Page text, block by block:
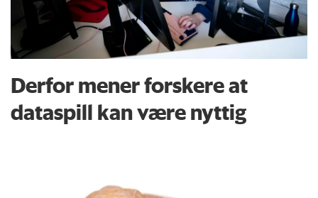
Derfor mener forskere at
dataspill kan være nyttig